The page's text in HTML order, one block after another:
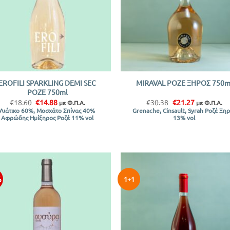
SPARKLING DEMI SEC
ΡΟΖΕ 750ml
€18.60 Original
price
was:
€18.60.
€14.88Η
τρέχουσα
τιμή
είναι:
με Φ.Π.Α.
Λιάτικο 60%, Μοσχάτο Σπίνας 40%
Αφρώδης Ημίξηρος Ροζέ 11% vol
MIRAVAL ΡΟΖΕ ΞΗΡΟΣ
€30.38 Original
price
was:
€30.38.
€21.27Η
τρέχουσα
τιμή
είναι:
με Φ.Π.Α.
Grenache, Cinsault, Syrah Ροζέ
13% vol
1+1